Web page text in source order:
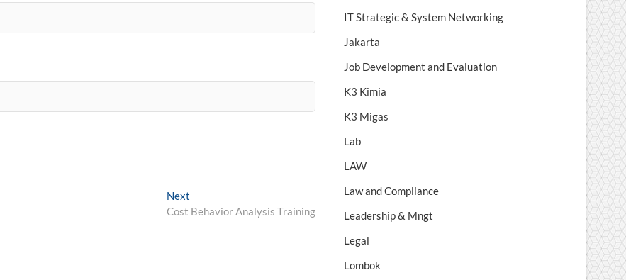
Next
post:
Cost Behavior Analysis Training
IT Strategic & System Networking
Jakarta
Job Development and Evaluation
K3 Kimia
K3 Migas
Lab
LAW
Law and Compliance
Leadership & Mngt
Legal
Lombok